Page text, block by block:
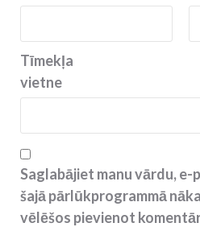
Tīmekļa
vietne
Saglabājiet manu vārdu,
šajā pārlūkprogrammā
vēlēšos pievienot